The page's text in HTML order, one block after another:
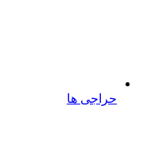
حراجی ها